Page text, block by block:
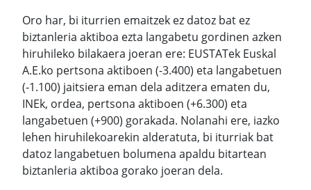
Oro har, bi iturrien emaitzek ez datoz bat ez
biztanleria aktiboa ezta langabetu gordinen azken
hiruhileko bilakaera joeran ere: EUSTATek Euskal
A.E.ko pertsona aktiboen (-3.400) eta langabetuen
(-1.100) jaitsiera eman dela aditzera ematen du,
INEk, ordea, pertsona aktiboen (+6.300) eta
langabetuen (+900) gorakada. Nolanahi ere, iazko
lehen hiruhilekoarekin alderatuta, bi iturriak bat
datoz langabetuen bolumena apaldu bitartean
biztanleria aktiboa gorako joeran dela.